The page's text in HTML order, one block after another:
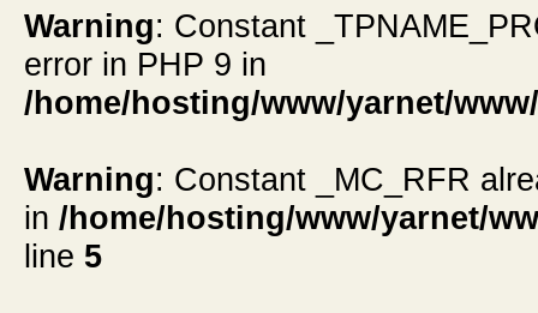
Warning: Constant
error in PHP 9 in
/home/hosting/www/yarnet/
Warning: Constant _MC_RFR
in /home/hosting/www/yarnet/
line 5